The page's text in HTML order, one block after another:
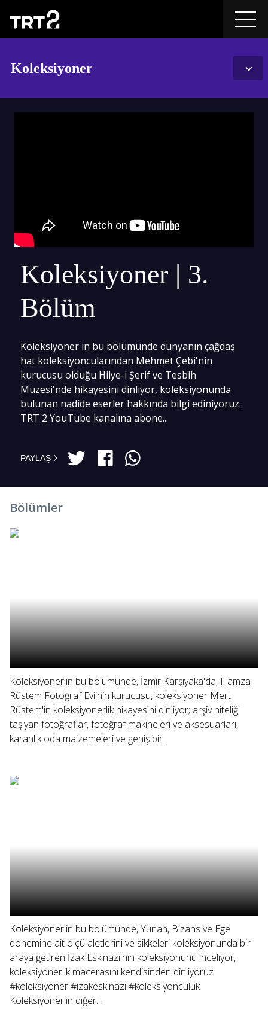
Koleksiyoner
Koleksiyoner | 3.
Bölüm
Koleksiyoner'in bu bölümünde dünyanın çağdaş
hat koleksiyoncularından Mehmet Çebi'nin
kurucusu olduğu Hilye-i Şerif ve Tesbih
Müzesi'nde hikayesini dinliyor, koleksiyonunda
bulunan nadide eserler hakkında bilgi ediniyoruz.
TRT 2 YouTube kanalına abone...
PAYLAŞ
Bölümler
Koleksiyoner'in bu bölümünde, İzmir Karşıyaka'da, Hamza
Rüstem Fotoğraf Evi'nin kurucusu, koleksiyoner Mert
Rüstem'in koleksiyonerlik hikayesini dinliyor; arşiv niteliği
taşıyan fotoğraflar, fotoğraf makineleri ve aksesuarları,
karanlık oda malzemeleri ve geniş bir...
Koleksiyoner'in bu bölümünde, Yunan, Bizans ve Ege
dönemine ait ölçü aletlerini ve sikkeleri koleksiyonunda bir
araya getiren İzak Eskinazi'nin koleksiyonunu inceliyor,
koleksiyonerlik macerasını kendisinden dinliyoruz.
#koleksiyoner #izakeskinazi #koleksiyonculuk
Koleksiyoner'in diğer...